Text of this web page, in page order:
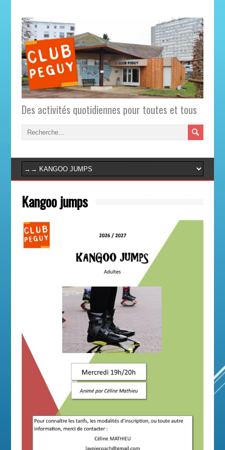
Des activités quotidiennes pour toutes et tous
Kangoo jumps